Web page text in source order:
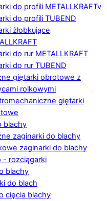
do profili METALLKRAFTv
do profili TUBEND
żłobkujące
do rur METALLKRAFT
do rur TUBEND
giętarki obrotowe z
rolkowymi
giętarki
blachy
zaginarki do blachy
zaginarki do blachy
- rozciągarki
blachy
do blach
cięcia blachy